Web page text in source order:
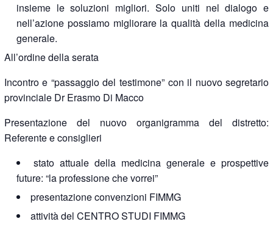
insieme le soluzioni migliori. Solo uniti nel dialogo e
nell’azione possiamo migliorare la qualità della medicina
generale.
All’ordine della serata
Incontro e “passaggio del testimone” con il nuovo segretario
provinciale Dr Erasmo Di Macco
Presentazione del nuovo organigramma del distretto:
Referente e consiglieri
stato attuale della medicina generale e prospettive
future: “la professione che vorrei”
presentazione convenzioni FIMMG
attività del CENTRO STUDI FIMMG